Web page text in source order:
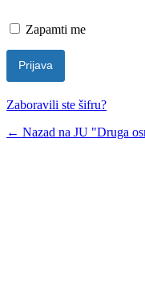
Zapamti me
Zaboravili ste šifru?
← Nazad na JU "Druga